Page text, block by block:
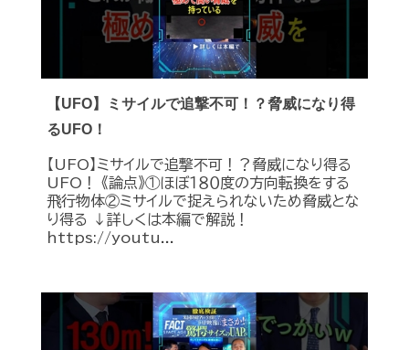
【UFO】ミサイルで追撃不可！？脅威になり得
るUFO！
【UFO】ミサイルで追撃不可！？脅威になり得る
UFO！ 《論点》①ほぼ１８０度の方向転換をする
飛行物体②ミサイルで捉えられないため脅威とな
り得る ↓詳しくは本編で解説！
https://youtu...